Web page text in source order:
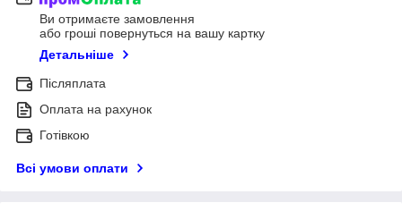
Ви отримаєте замовлення
або гроші повернуться на вашу картку
Детальніше
Післяплата
Оплата на рахунок
Готівкою
Всі умови оплати